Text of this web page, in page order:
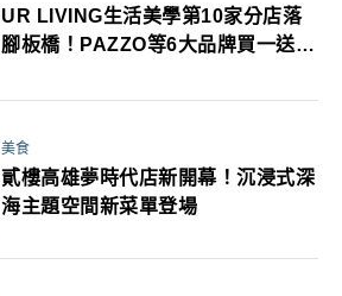
UR LIVING生活美學第10家分店落
腳板橋！PAZZO等6大品牌買一送一
美食
貳樓高雄夢時代店新開幕！沉浸式深
海主題空間新菜單登場